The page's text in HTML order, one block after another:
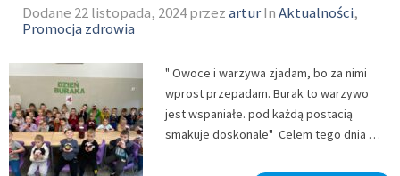
Dodane 22 listopada, 2024przezarturInAktualności,
Promocja zdrowia
" Owoce i warzywa zjadam, bo za nimi
wprost przepadam. Burak to warzywo
jest wspaniałe. pod każdą postacią
smakuje doskonale" Celem tego dnia …